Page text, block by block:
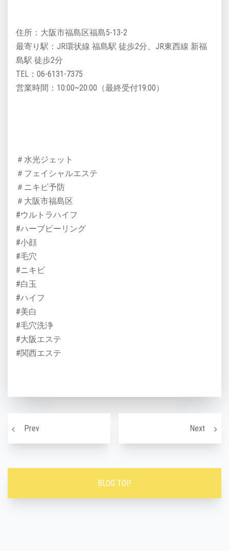
住所：大阪市福島区福島5-13-2
最寄り駅：JR環状線 福島駅 徒歩2分、JR東西線 新福
島駅 徒歩2分
TEL：06-6131-7375
営業時間：10:00~20:00（最終受付19:00）
＃水光ジェット
＃フェイシャルエステ
＃ニキビ予防
＃大阪市福島区
#ウルトラハイフ
#ハーブピーリング
#小顔
#毛穴
#ニキビ
#白玉
#ハイフ
#美白
#毛穴洗浄
#大阪エステ
#関西エステ
Prev
姿勢美人＝清潔感 Nextお肌
BLOG TOP